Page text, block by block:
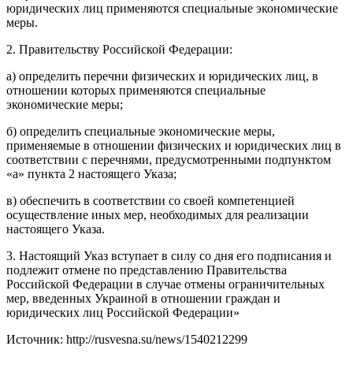
юридических лиц применяются специальные экономические
меры.
2. Правительству Российской Федерации:
а) определить перечни физических и юридических лиц, в
отношении которых применяются специальные
экономические меры;
б) определить специальные экономические меры,
применяемые в отношении физических и юридических лиц в
соответствии с перечнями, предусмотренными подпунктом
«а» пункта 2 настоящего Указа;
в) обеспечить в соответствии со своей компетенцией
осуществление иных мер, необходимых для реализации
настоящего Указа.
3. Настоящий Указ вступает в силу со дня его подписания и
подлежит отмене по представлению Правительства
Российской Федерации в случае отмены ограничительных
мер, введенных Украиной в отношении граждан и
юридических лиц Российской Федерации»
Источник: http://rusvesna.su/news/1540212299